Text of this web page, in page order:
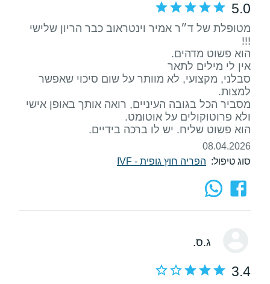
5.0
מטופלת של ד״ר אמיר וינטראוב כבר הריון שלישי
סבלני, מקצועי, לא מוותר על שום סיכוי שאפשר
מסביר הכל בגובה העיניים, רואה אותך באופן אישי
הוא פשוט שליח. יש לו ברכה בידיים.
08.04.2026
סוג טיפול: הפריה חוץ גופית - IVF
ג.ס.
3.4